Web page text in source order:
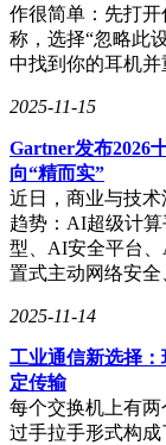
作很简单：先打
称，选择“忽略此
中找到你的耳机
2025-11-15
Gartner发布2026
向“精而实”
近日，商业与技术
趋势：AI超级计
型、AI安全平台
置式主动网络安
2025-11-14
工业通信新选择
定传输
每个交换机上有
过手拉手形式构